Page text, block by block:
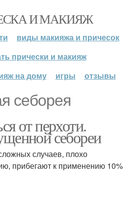
И МАКИЯЖ
виды макияжа и причесок
прически и макияж
на дому
игры отзывы
себорея
от перхоти.
себореи
случаев, плохо
прибегают к применению 10%